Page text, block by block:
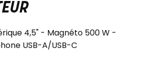
4,5" - Magnéto 500 W -
USB-A/USB-C